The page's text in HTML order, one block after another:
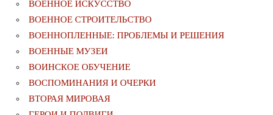
ВОЕННОЕ ИСКУССТВО
ВОЕННОЕ СТРОИТЕЛЬСТВО
ВОЕННОПЛЕННЫЕ: ПРОБЛЕМЫ И РЕШЕНИЯ
ВОЕННЫЕ МУЗЕИ
ВОИНСКОЕ ОБУЧЕНИЕ
ВОСПОМИНАНИЯ И ОЧЕРКИ
ВТОРАЯ МИРОВАЯ